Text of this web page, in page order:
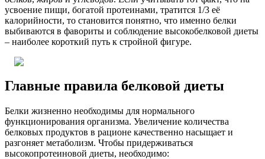
усвоение пищи, богатой протеинами, тратится 1/3 её
калорийности, то становится понятно, что именно белки
выбиваются в фавориты и соблюдение высокобелковой диеты
– наиболее короткий путь к стройной фигуре.
Главные правила белковой диеты
Белки жизненно необходимы для нормального
функционирования организма. Увеличение количества
белковых продуктов в рационе качественно насыщает и
разгоняет метаболизм. Чтобы придерживаться
высокопротеиновой диеты, необходимо: